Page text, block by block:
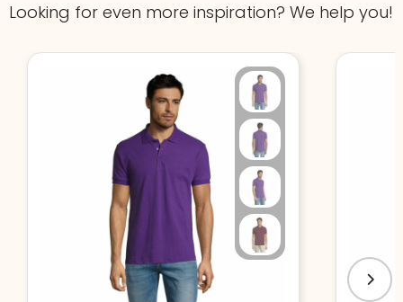
Looking for even more inspiration? We help you!